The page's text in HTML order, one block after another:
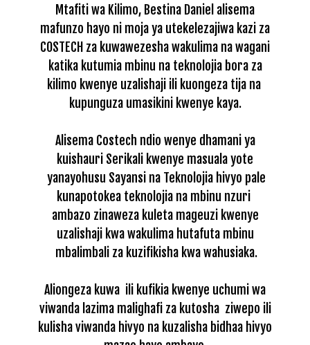
Mtafiti wa Kilimo, Bestina Daniel alisema
mafunzo hayo ni moja ya utekelezajiwa kazi za
COSTECH za kuwawezesha wakulima na wagani
katika kutumia mbinu na teknolojia bora za
kilimo kwenye uzalishaji ili kuongeza tija na
kupunguza umasikini kwenye kaya.
Alisema Costech ndio wenye dhamani ya
kuishauri Serikali kwenye masuala yote
yanayohusu Sayansi na Teknolojia hivyo pale
kunapotokea teknolojia na mbinu nzuri
ambazo zinaweza kuleta mageuzi kwenye
uzalishaji kwa wakulima hutafuta mbinu
mbalimbali za kuzifikisha kwa wahusiaka.
Aliongeza kuwa ili kufikia kwenye uchumi wa
viwanda lazima malighafi za kutosha ziwepo ili
kulisha viwanda hivyo na kuzalisha bidhaa hivyo